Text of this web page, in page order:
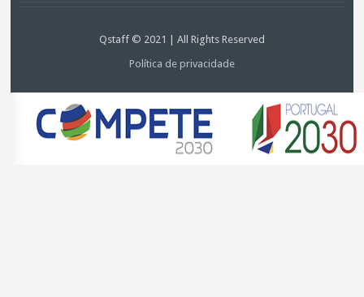
Qstaff © 2021 | All Rights Reserved
Política de privacidade